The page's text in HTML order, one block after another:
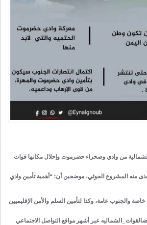
من وادي وصحراء حضرموت وإحلال مكانها قوات
منه المشروع الحوثي، موضحين أن: “أهمية تأمين وادي
والجنوب عامة، وكذا لتأمين السلم والأمن الإقليميين
القوات_الشماليه عبر أشهر مواقع التواصل الاجتماعي